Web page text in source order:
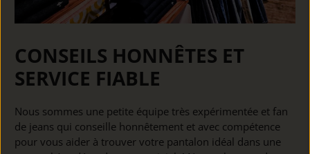
CONSEILS HONNÊTES ET
SERVICE FIABLE
Nous sommes une petite équipe très expérimentée et fan
de jeans qui conseille honnêtement et avec compétence
pour vous aider à trouver votre pantalon idéal dans une